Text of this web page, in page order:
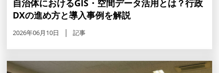
自治体におけるGIS・空間データ活用とは？行政
DXの進め方と導入事例を解説
2026年06月10日 記事